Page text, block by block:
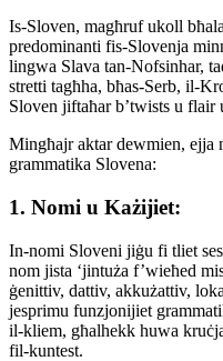
Is-Sloven, magħruf ukoll
predominanti fis-Slovenja
lingwa Slava tan-Nofsinhar,
stretti tagħha, bħas-Serb, il-
Sloven jiftaħar b’twists u flair
Mingħajr aktar dewmien, ejja
grammatika Slovena:
1. Nomi u Każijiet:
In-nomi Sloveni jiġu fi tliet
nom jista ‘jintuża f’wieħed
ġenittiv, dattiv, akkużattiv,
jesprimu funzjonijiet
il-kliem, għalhekk huwa
fil-kuntest.